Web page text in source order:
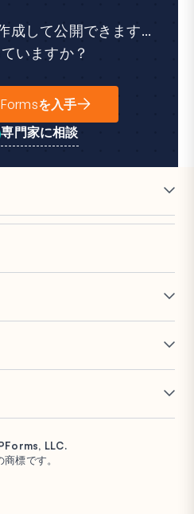
成して公開できます...
いますか？
を入手
専門家に相談
アフィリエイト
PDF生成
署名フォーム
スパム保護
アンケートと投票
Stripe
PayPal
Square
WPConsent
Universally
LLC.
標です。